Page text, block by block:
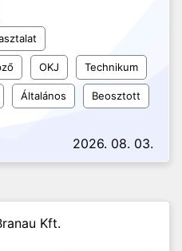
OKJ Technikum
Általános Beosztott
2026. 08. 03.
Kft.